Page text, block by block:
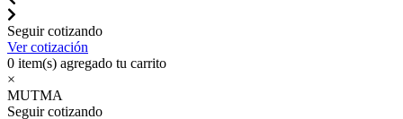
Seguir cotizando
Ver cotización
0 item(s) agregado tu carrito
×
MUTMA
Seguir cotizando